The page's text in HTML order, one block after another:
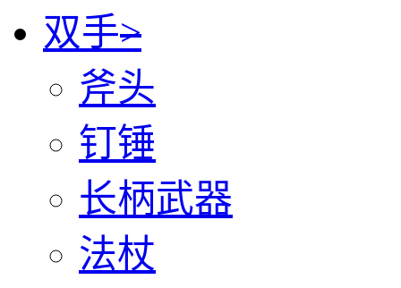
双手>
斧头
钉锤
长柄武器
法杖